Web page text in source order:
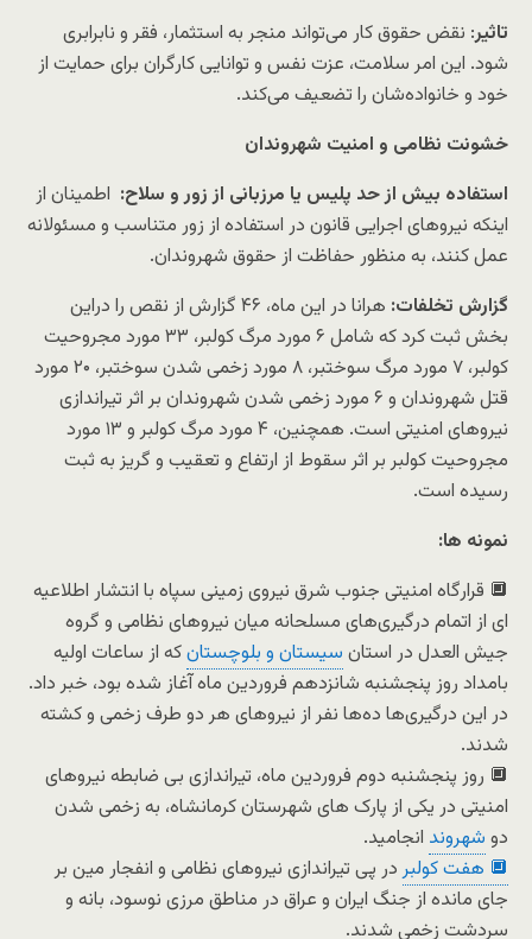
تاثیر: نقض حقوق کار می‌تواند منجر به استثمار، فقر و نابرابری
شود. این امر سلامت، عزت نفس و توانایی کارگران برای حمایت از
خود و خانواده‌شان را تضعیف می‌کند.
خشونت نظامی و امنیت شهروندان
استفاده بیش از حد پلیس یا مرزبانی از زور و سلاح: اطمینان از
اینکه نیروهای اجرایی قانون در استفاده از زور متناسب و مسئولانه
عمل کنند، به منظور حفاظت از حقوق شهروندان.
گزارش تخلفات:
هرانا در این ماه، ۴۶ گزارش از نقص را دراین
بخش ثبت کرد که شامل ۶ مورد مرگ کولبر، ۳۳ مورد مجروحیت
کولبر، ۷ مورد مرگ سوختبر، ۸ مورد زخمی شدن سوختبر، ۲۰ مورد
قتل شهروندان و ۶ مورد زخمی شدن شهروندان بر اثر تیراندازی
نیروهای امنیتی است. همچنین، ۴ مورد مرگ کولبر و ۱۳ مورد
مجروحیت کولبر بر اثر سقوط از ارتفاع و تعقیب و گریز به ثبت
رسیده است.
نمونه ها:
🔲 قرارگاه امنیتی جنوب شرق نیروی زمینی سپاه با انتشار اطلاعیه
ای از اتمام درگیری‌های مسلحانه میان نیروهای نظامی و گروه
جیش‌ العدل در استان سیستان و بلوچستانکه از ساعات اولیه
بامداد روز پنجشنبه شانزدهم فروردین ماه آغاز شده بود، خبر داد.
در این درگیری‌ها ده‌ها نفر از نیروهای هر دو طرف زخمی و کشته
شدند.
🔲 روز پنجشنبه دوم فروردین ماه، تیراندازی بی ضابطه نیروهای
امنیتی در یکی از پارک های شهرستان کرمانشاه، به زخمی شدن
دو شهروند انجامید.
🔲 هفت کولبردر پی تیراندازی نیروهای نظامی و انفجار مین بر
جای مانده از جنگ ایران و عراق در مناطق مرزی نوسود، بانه و
سردشت زخمی شدند.